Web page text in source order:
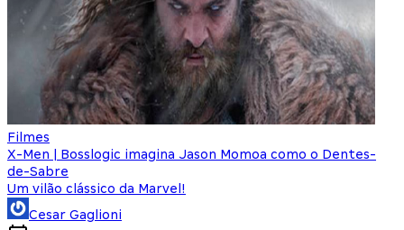
Filmes
X-Men | Bosslogic imagina Jason Momoa como o Dentes-
de-Sabre
Um vilão clássico da Marvel!
Cesar Gaglioni